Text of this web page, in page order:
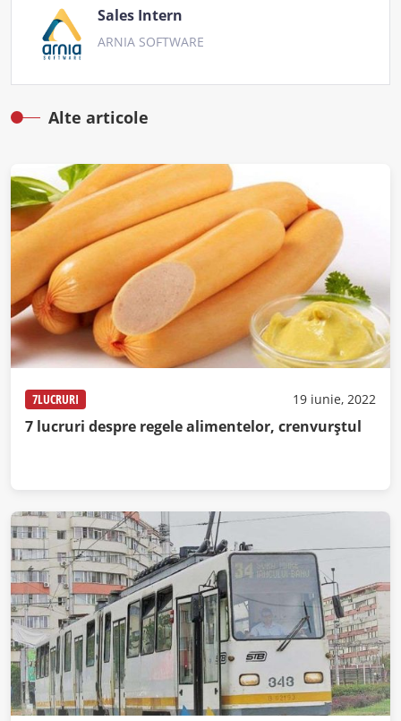
Sales Intern
ARNIA SOFTWARE
Alte articole
7LUCRURI 19 iunie, 2022
7 lucruri despre regele alimentelor, crenvurştul